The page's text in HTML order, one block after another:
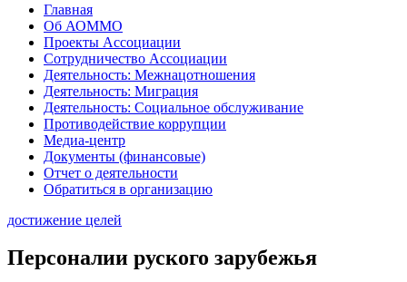
Главная
Об АОММО
Проекты Ассоциации
Сотрудничество Ассоциации
Деятельность: Межнацотношения
Деятельность: Миграция
Деятельность: Социальное обслуживание
Противодействие коррупции
Медиа-центр
Документы (финансовые)
Отчет о деятельности
Обратиться в организацию
достижение целей
Персоналии руского зарубежья